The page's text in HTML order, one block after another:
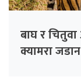
बाघ र
क्यामरा जडान